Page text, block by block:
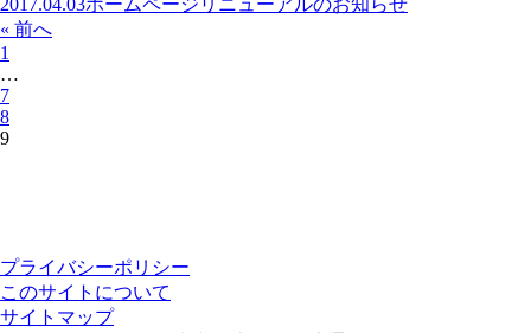
2017.04.03ホームページリニューアルのお知らせ
« 前へ
1
…
7
8
9
プライバシーポリシー
このサイトについて
サイトマップ